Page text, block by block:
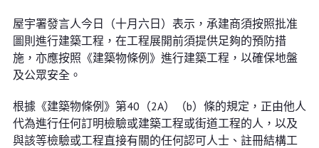
屋宇署發言人今日（十月六日）表示，承建商須按照批准
圖則進行建築工程，在工程展開前須提供足夠的預防措
施，亦應按照《建築物條例》進行建築工程，以確保地盤
及公眾安全。
根據《建築物條例》第40（2A）（b）條的規定，正由他人
代為進行任何訂明檢驗或建築工程或街道工程的人，以及
與該等檢驗或工程直接有關的任何認可人士、註冊結構工